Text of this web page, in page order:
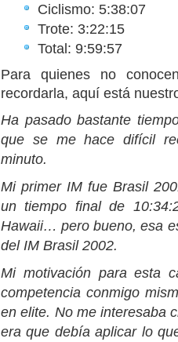
Ciclismo: 5:38:07
Trote: 3:22:15
Total: 9:59:57
Para quienes no
recordarla, aquí está
Ha pasado bastante
que se me hace difícil
minuto.
Mi primer IM fue Brasil
un tiempo final de
Hawaii… pero bueno, esa
del IM Brasil 2002.
Mi motivación para esta
competencia conmigo
en elite. No me interesaba
era que debía aplicar lo